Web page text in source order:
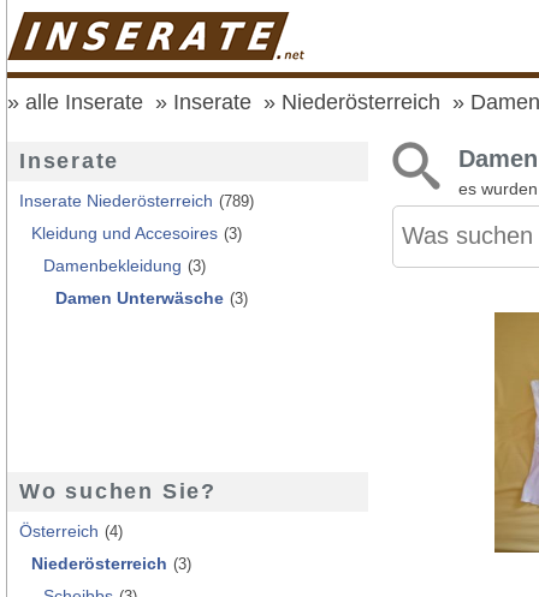
alle Inserate Inserate Niederösterreich
es
Inserate
Inserate Niederösterreich (789)
Kleidung und Accesoires (3)
Damenbekleidung (3)
Damen Unterwäsche (3)
Wo suchen Sie?
Österreich (4)
Niederösterreich (3)